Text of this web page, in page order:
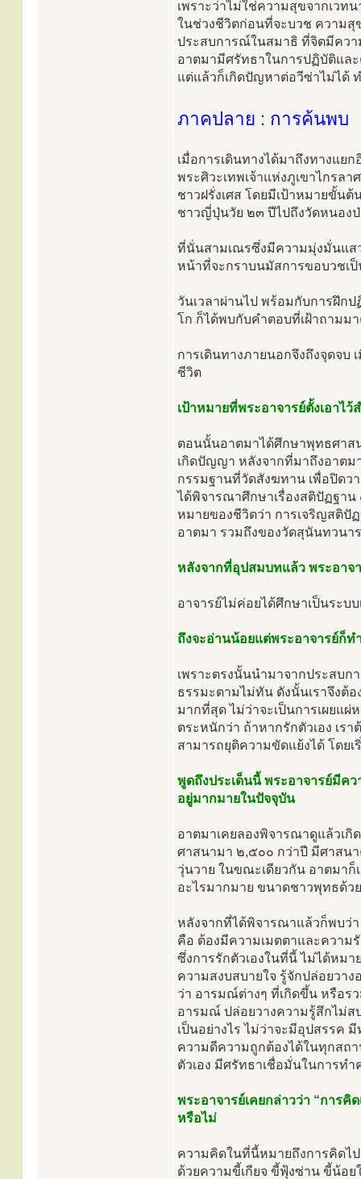
เพราะว่าไม่ใช่ความสุขจากเวท
ในช่วงชีวิตก่อนที่จะบวช ความสุ
ประสบการณ์ในสมาธิ ที่จิตมีคว
อาตมามีศรัทธาในการปฏิบัติและ
แต่แล้วก็เกิดปัญหาต่อวีซ่าไม่ได้
ภาคปลาย : การค้นพบ
เมื่อการเดินทางได้มาถึงทางแย
พระศิวะเทพเจ้าแห่งภูเขาไกรล
ชาวฝรั่งเศส โดยมีเป้าหมายขั้น
ชาวญี่ปุ่นวัย ๒๓ ปีไปถึงวัดหนอง
ที่นั่นสามเณรซึ่งมีความมุ่งมั่นแส
หน้าที่จะกราบนมัสการขอบวชเ
วันเวลาผ่านไป พร้อมกับการฝึก
โก ก็ได้พบกับคำตอบที่เฝ้าถามม
การเดินทางภายนอกจึงถึงจุดจบ
ชีวิต
เป้าหมายที่พระอาจารย์ตั้งเอาไ
ตอนนั้นอาตมาได้ศึกษาพุทธศาส
เกิดปัญญา หลังจากที่มาถึงอาตม
กรรมฐานที่วัดสังฆทาน เพื่อปิดว
ได้พิจารณาศึกษาเรื่องสติปัฏฐาน
หมายของชีวิตว่า การเจริญสติปั
อาตมา รวมถึงของวัดสุนันทวน
หลังจากที่อุปสมบทแล้ว พระอาจ
อาจารย์ไม่ค่อยได้ศึกษาเป็นระบ
ถึงจะอ่านน้อยแต่พระอาจารย์ก็
เพราะตรงนั้นนำมาจากประสบ
ธรรมะตามไม่ทัน ดังนั้นเราจึงต้
มากที่สุด ไม่ว่าจะเป็นการเผยแ
ตระหนักว่า ถ้าหากรักตัวเอง เร
สามารถยุติความขัดแย้งได้ โดย
พูดถึงประเด็นนี้ พระอาจารย์มีค
อยู่มากมายในปัจจุบัน
อาตมาเคยลองพิจารณาดูแล้วเ
ศาสนามา ๒,๕๐๐ กว่าปี มีศาสน
วุ่นวาย ในขณะเดียวกัน อาตมาก็
อะไรมากมาย ขนาดชาวพุทธด้ว
หลังจากที่ได้พิจารณาแล้วก็พบว่
คือ ต้องมีความเมตตาและความ
ซึ่งการรักตัวเองในที่นี้ ไม่ได้หม
ความสงบสบายใจ รู้จักปล่อยวา
ว่า อารมณ์ต่างๆ ที่เกิดขึ้น หรือรว
อารมณ์ ปล่อยวางความรู้สึกไม่ส
เป็นอย่างไร ไม่ว่าจะมีอุปสรรค
ความดีความถูกต้องได้ในทุกสถ
ตัวเอง มีศรัทธาเชื่อมั่นในการทำ
พระอาจารย์เคยกล่าวว่า “การ
หรือไม่
ความคิดในที่นี้หมายถึงการคิด
ด้วยความขี้เกียจ ขี้ฟุ้งซ่าน ขี้น้อ